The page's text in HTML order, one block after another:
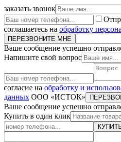
заказать звонок
соглашаетесь на обработку
ПЕРЕЗВОНИТЕ МНЕ
Ваше сообщение успешно
Напишите свой вопрос
согласие на обработку и
данных ООО «ИСТОК»
Ваше сообщение успешно
Купить в один клик